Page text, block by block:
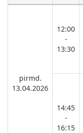
pirmd.
13.04.2026
12:00
-
13:30
14:45
-
16:15